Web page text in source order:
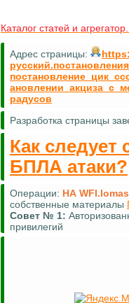
Каталог статей и
Адрес страницы:
радусов
Разработка страницы
Как следует
БПЛА атаки?
Операции: НА
собственные материалы
Совет № 1:
привилегий